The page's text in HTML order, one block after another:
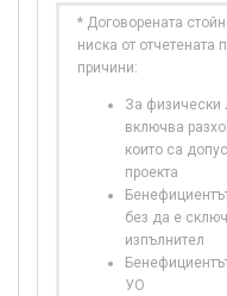
* Договорената
ниска от отчетената
причини:
За физически
включва
които са
проекта
без да е
изпълнител
УО